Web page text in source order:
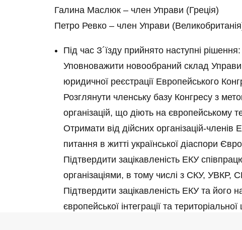
Галина Маслюк – член Управи (Греція)
Петро Ревко – член Управи
Під час З´їзду прийнято наступні рішення:
Уповноважити новообраний склад
юридичної реєстрації Европейського
Розглянути членську базу Конгресу з
організацій, що діють на європейському
Отримати від дійсних організацій-членів
питання в житті української діаспори
Підтвердити зацікавленість ЕКУ
організаціями, в тому числі з СКУ,
Підтвердити зацікавленість ЕКУ та його
європейської інтеграції та територіальної